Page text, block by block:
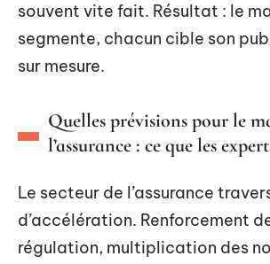
souvent vite fait. Résultat : le
segmente, chacun cible son
sur mesure.
Quelles prévisions pour le
l’assurance : ce que les
Le secteur de l’assurance
d’accélération. Renforcement
régulation, multiplication des